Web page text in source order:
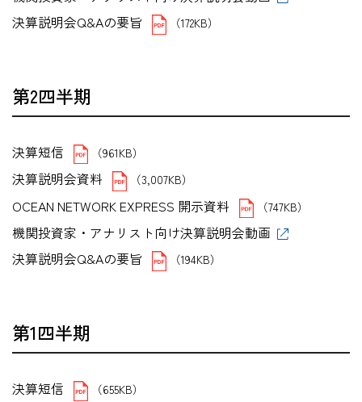
決算説明会Q&Aの要旨
（172KB）
第2四半期
決算短信 （961KB）
決算説明会資料 （3,007KB）
OCEAN NETWORK EXPRESS 開示資料 （747KB）
機関投資家・アナリスト向け決算説明会動画
決算説明会Q&Aの要旨
（194KB）
第1四半期
決算短信 （655KB）